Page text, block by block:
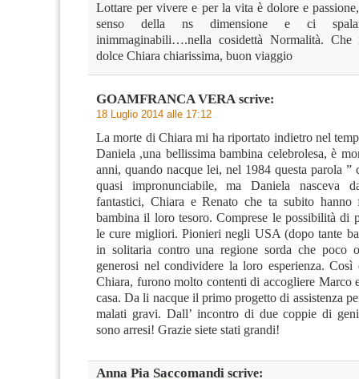
Lottare per vivere e per la vita è dolore e
senso della ns dimensione e ci
inimmaginabili….nella cosidettà Normalità.
dolce Chiara chiarissima, buon viaggio
GOAMFRANCA VERA scrive:
18 Luglio 2014 alle 17:12
La morte di Chiara mi ha riportato indietro nel
Daniela ,una bellissima bambina celebrolesa, è
anni, quando nacque lei, nel 1984 questa parola ”
quasi impronunciabile, ma Daniela nasceva
fantastici, Chiara e Renato che ta subito
bambina il loro tesoro. Comprese le possibilità di
le cure migliori. Pionieri negli USA (dopo tante
in solitaria contro una regione sorda che poco
generosi nel condividere la loro esperienza. Così
Chiara, furono molto contenti di accogliere Marco
casa. Da li nacque il primo progetto di assistenza
malati gravi. Dall’ incontro di due coppie di
sono arresi! Grazie siete stati grandi!
Anna Pia Saccomandi scrive: